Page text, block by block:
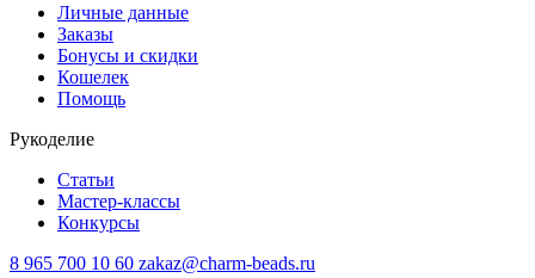
Личные данные
Заказы
Бонусы и скидки
Кошелек
Помощь
Рукоделие
Статьи
Мастер-классы
Конкурсы
8 965 700 10 60 zakaz@charm-beads.ru